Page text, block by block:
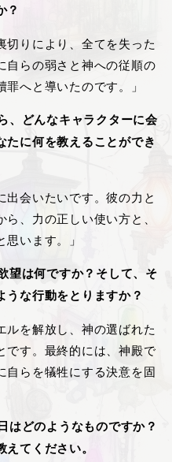
？
切りにより、全てを失った
自らの弱さと神への従順の
へと導いたのです。」
、どんなキャラクターに会
たに何を教えることができ
出会いたいです。彼の力と
、力の正しい使い方と、
います。」
望は何ですか？そして、そ
な行動をとりますか？
ルを解放し、神の選ばれた
です。最終的には、神殿で
自らを犠牲にする決意を固
はどのようなものですか？
てください。